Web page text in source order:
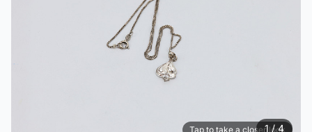
Tap to take a closer look
1 / 4